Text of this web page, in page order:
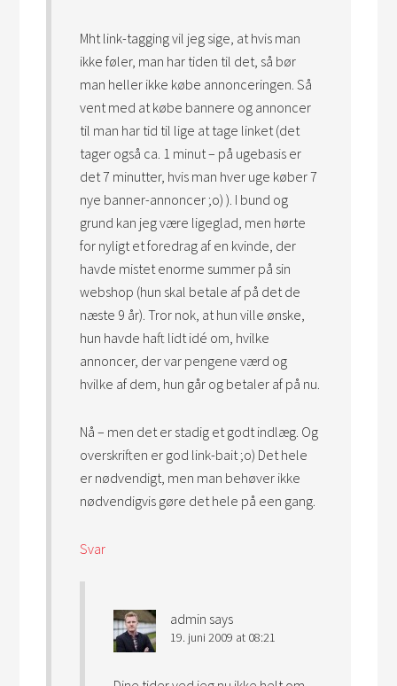
Mht link-tagging vil jeg sige, at hvis man
ikke føler, man har tiden til det, så bør
man heller ikke købe annonceringen. Så
vent med at købe bannere og annoncer
til man har tid til lige at tage linket (det
tager også ca. 1 minut – på ugebasis er
det 7 minutter, hvis man hver uge køber 7
nye banner-annoncer ;o) ). I bund og
grund kan jeg være ligeglad, men hørte
for nyligt et foredrag af en kvinde, der
havde mistet enorme summer på sin
webshop (hun skal betale af på det de
næste 9 år). Tror nok, at hun ville ønske,
hun havde haft lidt idé om, hvilke
annoncer, der var pengene værd og
hvilke af dem, hun går og betaler af på nu.
Nå – men det er stadig et godt indlæg. Og
overskriften er god link-bait ;o) Det hele
er nødvendigt, men man behøver ikke
nødvendigvis gøre det hele på een gang.
Svar
admin says
19. juni 2009 at 08:21